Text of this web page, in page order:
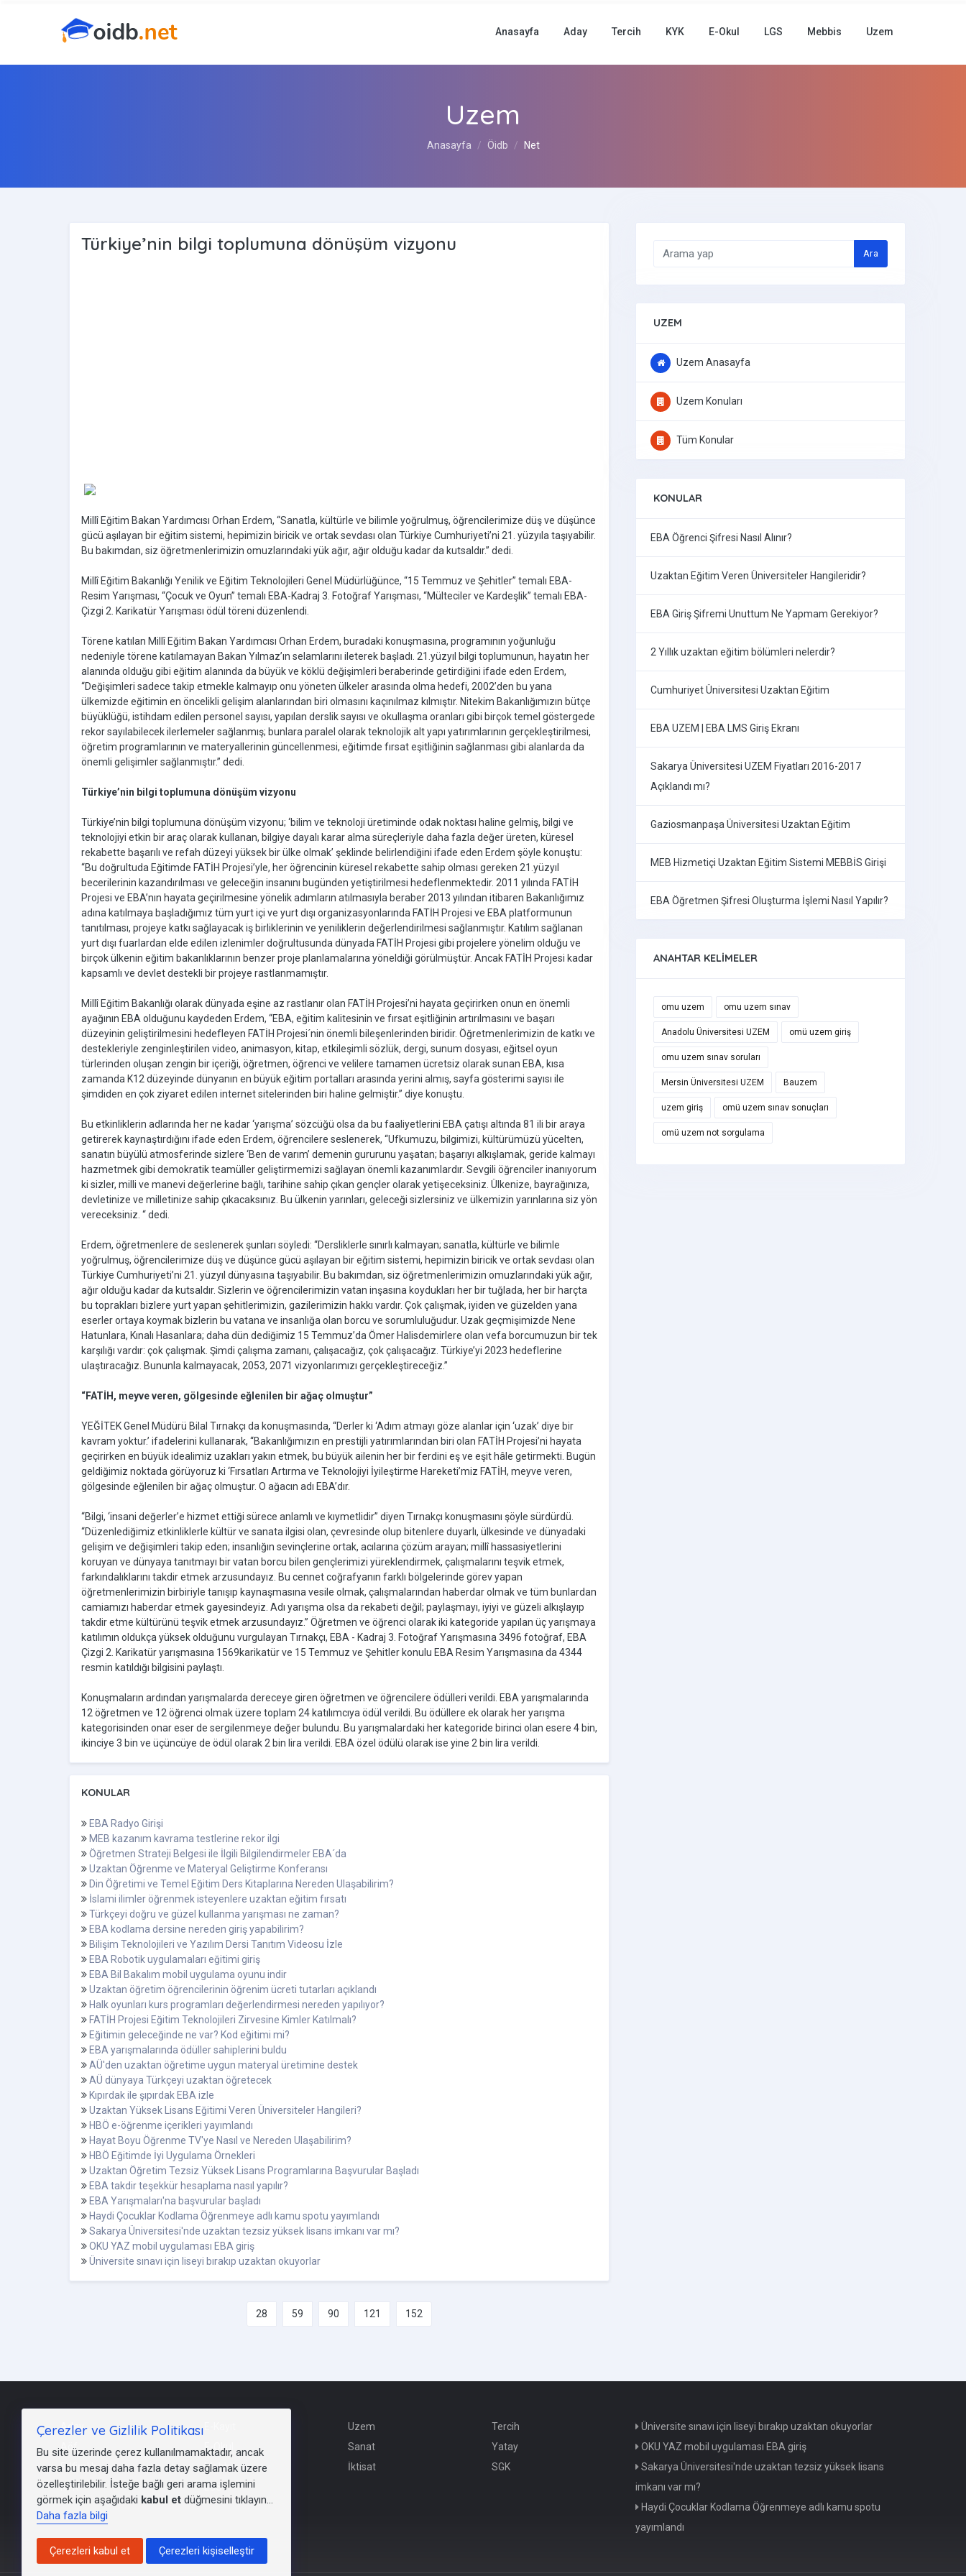
Anasayfa Aday Tercih KYK E-Okul LGS Mebbis Uzem
Uzem
Anasayfa Öidb Net
Türkiye’nin bilgi toplumuna dönüşüm vizyonu
Millî Eğitim Bakan Yardımcısı Orhan Erdem, “Sanatla, kültürle ve bilimle yoğrulmuş, öğrencilerimize düş ve düşünce
gücü aşılayan bir eğitim sistemi, hepimizin biricik ve ortak sevdası olan Türkiye Cumhuriyeti’ni 21. yüzyıla taşıyabilir.
Bu bakımdan, siz öğretmenlerimizin omuzlarındaki yük ağır, ağır olduğu kadar da kutsaldır.” dedi.
Millî Eğitim Bakanlığı Yenilik ve Eğitim Teknolojileri Genel Müdürlüğünce, “15 Temmuz ve Şehitler” temalı EBA-
Resim Yarışması, “Çocuk ve Oyun” temalı EBA-Kadraj 3. Fotoğraf Yarışması, “Mülteciler ve Kardeşlik” temalı EBA-
Çizgi 2. Karikatür Yarışması ödül töreni düzenlendi.
Törene katılan Millî Eğitim Bakan Yardımcısı Orhan Erdem, buradaki konuşmasına, programının yoğunluğu
nedeniyle törene katılamayan Bakan Yılmaz’ın selamlarını ileterek başladı. 21.yüzyıl bilgi toplumunun, hayatın her
alanında olduğu gibi eğitim alanında da büyük ve köklü değişimleri beraberinde getirdiğini ifade eden Erdem,
“Değişimleri sadece takip etmekle kalmayıp onu yöneten ülkeler arasında olma hedefi, 2002’den bu yana
ülkemizde eğitimin en öncelikli gelişim alanlarından biri olmasını kaçınılmaz kılmıştır. Nitekim Bakanlığımızın bütçe
büyüklüğü, istihdam edilen personel sayısı, yapılan derslik sayısı ve okullaşma oranları gibi birçok temel göstergede
rekor sayılabilecek ilerlemeler sağlanmış; bunlara paralel olarak teknolojik alt yapı yatırımlarının gerçekleştirilmesi,
öğretim programlarının ve materyallerinin güncellenmesi, eğitimde fırsat eşitliğinin sağlanması gibi alanlarda da
önemli gelişimler sağlanmıştır.” dedi.
Türkiye’nin bilgi toplumuna dönüşüm vizyonu
Türkiye’nin bilgi toplumuna dönüşüm vizyonu; ‘bilim ve teknoloji üretiminde odak noktası haline gelmiş, bilgi ve
teknolojiyi etkin bir araç olarak kullanan, bilgiye dayalı karar alma süreçleriyle daha fazla değer üreten, küresel
rekabette başarılı ve refah düzeyi yüksek bir ülke olmak’ şeklinde belirlendiğini ifade eden Erdem şöyle konuştu:
“Bu doğrultuda Eğitimde FATİH Projesi’yle, her öğrencinin küresel rekabette sahip olması gereken 21.yüzyıl
becerilerinin kazandırılması ve geleceğin insanını bugünden yetiştirilmesi hedeflenmektedir. 2011 yılında FATİH
Projesi ve EBA’nın hayata geçirilmesine yönelik adımların atılmasıyla beraber 2013 yılından itibaren Bakanlığımız
adına katılmaya başladığımız tüm yurt içi ve yurt dışı organizasyonlarında FATİH Projesi ve EBA platformunun
tanıtılması, projeye katkı sağlayacak iş birliklerinin ve yeniliklerin değerlendirilmesi sağlanmıştır. Katılım sağlanan
yurt dışı fuarlardan elde edilen izlenimler doğrultusunda dünyada FATİH Projesi gibi projelere yönelim olduğu ve
birçok ülkenin eğitim bakanlıklarının benzer proje planlamalarına yöneldiği görülmüştür. Ancak FATİH Projesi kadar
kapsamlı ve devlet destekli bir projeye rastlanmamıştır.
Millî Eğitim Bakanlığı olarak dünyada eşine az rastlanır olan FATİH Projesi’ni hayata geçirirken onun en önemli
ayağının EBA olduğunu kaydeden Erdem, “EBA, eğitim kalitesinin ve fırsat eşitliğinin artırılmasını ve başarı
düzeyinin geliştirilmesini hedefleyen FATİH Projesi´nin önemli bileşenlerinden biridir. Öğretmenlerimizin de katkı ve
destekleriyle zenginleştirilen video, animasyon, kitap, etkileşimli sözlük, dergi, sunum dosyası, eğitsel oyun
türlerinden oluşan zengin bir içeriği, öğretmen, öğrenci ve velilere tamamen ücretsiz olarak sunan EBA, kısa
zamanda K12 düzeyinde dünyanın en büyük eğitim portalları arasında yerini almış, sayfa gösterimi sayısı ile
şimdiden en çok ziyaret edilen internet sitelerinden biri haline gelmiştir.” diye konuştu.
Bu etkinliklerin adlarında her ne kadar ‘yarışma’ sözcüğü olsa da bu faaliyetlerini EBA çatışı altında 81 ili bir araya
getirerek kaynaştırdığını ifade eden Erdem, öğrencilere seslenerek, “Ufkumuzu, bilgimizi, kültürümüzü yücelten,
sanatın büyülü atmosferinde sizlere ‘Ben de varım’ demenin gururunu yaşatan; başarıyı alkışlamak, geride kalmayı
hazmetmek gibi demokratik teamüller geliştirmemizi sağlayan önemli kazanımlardır. Sevgili öğrenciler inanıyorum
ki sizler, milli ve manevi değerlerine bağlı, tarihine sahip çıkan gençler olarak yetişeceksiniz. Ülkenize, bayrağınıza,
devletinize ve milletinize sahip çıkacaksınız. Bu ülkenin yarınları, geleceği sizlersiniz ve ülkemizin yarınlarına siz yön
vereceksiniz. “ dedi.
Erdem, öğretmenlere de seslenerek şunları söyledi: “Dersliklerle sınırlı kalmayan; sanatla, kültürle ve bilimle
yoğrulmuş, öğrencilerimize düş ve düşünce gücü aşılayan bir eğitim sistemi, hepimizin biricik ve ortak sevdası olan
Türkiye Cumhuriyeti’ni 21. yüzyıl dünyasına taşıyabilir. Bu bakımdan, siz öğretmenlerimizin omuzlarındaki yük ağır,
ağır olduğu kadar da kutsaldır. Sizlerin ve öğrencilerimizin vatan inşasına koydukları her bir tuğlada, her bir harçta
bu toprakları bizlere yurt yapan şehitlerimizin, gazilerimizin hakkı vardır. Çok çalışmak, iyiden ve güzelden yana
eserler ortaya koymak bizlerin bu vatana ve insanlığa olan borcu ve sorumluluğudur. Uzak geçmişimizde Nene
Hatunlara, Kınalı Hasanlara; daha dün dediğimiz 15 Temmuz’da Ömer Halisdemirlere olan vefa borcumuzun bir tek
karşılığı vardır: çok çalışmak. Şimdi çalışma zamanı, çalışacağız, çok çalışacağız. Türkiye’yi 2023 hedeflerine
ulaştıracağız. Bununla kalmayacak, 2053, 2071 vizyonlarımızı gerçekleştireceğiz.”
“FATİH, meyve veren, gölgesinde eğlenilen bir ağaç olmuştur”
YEĞİTEK Genel Müdürü Bilal Tırnakçı da konuşmasında, “Derler ki ‘Adım atmayı göze alanlar için ‘uzak’ diye bir
kavram yoktur.’ ifadelerini kullanarak, “Bakanlığımızın en prestijli yatırımlarından biri olan FATİH Projesi’ni hayata
geçirirken en büyük idealimiz uzakları yakın etmek, bu büyük ailenin her bir ferdini eş ve eşit hâle getirmekti. Bugün
geldiğimiz noktada görüyoruz ki ‘Fırsatları Artırma ve Teknolojiyi İyileştirme Hareketi’miz FATİH, meyve veren,
gölgesinde eğlenilen bir ağaç olmuştur. O ağacın adı EBA’dır.
“Bilgi, ‘insani değerler’e hizmet ettiği sürece anlamlı ve kıymetlidir” diyen Tırnakçı konuşmasını şöyle sürdürdü.
“Düzenlediğimiz etkinliklerle kültür ve sanata ilgisi olan, çevresinde olup bitenlere duyarlı, ülkesinde ve dünyadaki
gelişim ve değişimleri takip eden; insanlığın sevinçlerine ortak, acılarına çözüm arayan; millî hassasiyetlerini
koruyan ve dünyaya tanıtmayı bir vatan borcu bilen gençlerimizi yüreklendirmek, çalışmalarını teşvik etmek,
farkındalıklarını takdir etmek arzusundayız. Bu cennet coğrafyanın farklı bölgelerinde görev yapan
öğretmenlerimizin birbiriyle tanışıp kaynaşmasına vesile olmak, çalışmalarından haberdar olmak ve tüm bunlardan
camiamızı haberdar etmek gayesindeyiz. Adı yarışma olsa da rekabeti değil; paylaşmayı, iyiyi ve güzeli alkışlayıp
takdir etme kültürünü teşvik etmek arzusundayız.” Öğretmen ve öğrenci olarak iki kategoride yapılan üç yarışmaya
katılımın oldukça yüksek olduğunu vurgulayan Tırnakçı, EBA - Kadraj 3. Fotoğraf Yarışmasına 3496 fotoğraf, EBA
Çizgi 2. Karikatür yarışmasına 1569karikatür ve 15 Temmuz ve Şehitler konulu EBA Resim Yarışmasına da 4344
resmin katıldığı bilgisini paylaştı.
Konuşmaların ardından yarışmalarda dereceye giren öğretmen ve öğrencilere ödülleri verildi. EBA yarışmalarında
12 öğretmen ve 12 öğrenci olmak üzere toplam 24 katılımcıya ödül verildi. Bu ödüllere ek olarak her yarışma
kategorisinden onar eser de sergilenmeye değer bulundu. Bu yarışmalardaki her kategoride birinci olan esere 4 bin,
ikinciye 3 bin ve üçüncüye de ödül olarak 2 bin lira verildi. EBA özel ödülü olarak ise yine 2 bin lira verildi.
KONULAR
EBA Radyo Girişi
MEB kazanım kavrama testlerine rekor ilgi
Öğretmen Strateji Belgesi ile İlgili Bilgilendirmeler EBA´da
Uzaktan Öğrenme ve Materyal Geliştirme Konferansı
Din Öğretimi ve Temel Eğitim Ders Kitaplarına Nereden Ulaşabilirim?
İslami ilimler öğrenmek isteyenlere uzaktan eğitim fırsatı
Türkçeyi doğru ve güzel kullanma yarışması ne zaman?
EBA kodlama dersine nereden giriş yapabilirim?
Bilişim Teknolojileri ve Yazılım Dersi Tanıtım Videosu İzle
EBA Robotik uygulamaları eğitimi giriş
EBA Bil Bakalım mobil uygulama oyunu indir
Uzaktan öğretim öğrencilerinin öğrenim ücreti tutarları açıklandı
Halk oyunları kurs programları değerlendirmesi nereden yapılıyor?
FATİH Projesi Eğitim Teknolojileri Zirvesine Kimler Katılmalı?
Eğitimin geleceğinde ne var? Kod eğitimi mi?
EBA yarışmalarında ödüller sahiplerini buldu
AÜ'den uzaktan öğretime uygun materyal üretimine destek
AÜ dünyaya Türkçeyi uzaktan öğretecek
Kıpırdak ile şıpırdak EBA izle
Uzaktan Yüksek Lisans Eğitimi Veren Üniversiteler Hangileri?
HBÖ e-öğrenme içerikleri yayımlandı
Hayat Boyu Öğrenme TV'ye Nasıl ve Nereden Ulaşabilirim?
HBÖ Eğitimde İyi Uygulama Örnekleri
Uzaktan Öğretim Tezsiz Yüksek Lisans Programlarına Başvurular Başladı
EBA takdir teşekkür hesaplama nasıl yapılır?
EBA Yarışmaları'na başvurular başladı
Haydi Çocuklar Kodlama Öğrenmeye adlı kamu spotu yayımlandı
Sakarya Üniversitesi'nde uzaktan tezsiz yüksek lisans imkanı var mı?
OKU YAZ mobil uygulaması EBA giriş
Üniversite sınavı için liseyi bırakıp uzaktan okuyorlar
28 59 90 121 152
Ara
UZEM
Uzem Anasayfa
Uzem Konuları
Tüm Konular
KONULAR
EBA Öğrenci Şifresi Nasıl Alınır?
Uzaktan Eğitim Veren Üniversiteler Hangileridir?
EBA Giriş Şifremi Unuttum Ne Yapmam Gerekiyor?
2 Yıllık uzaktan eğitim bölümleri nelerdir?
Cumhuriyet Üniversitesi Uzaktan Eğitim
EBA UZEM | EBA LMS Giriş Ekranı
Sakarya Üniversitesi UZEM Fiyatları 2016-2017
Açıklandı mı?
Gaziosmanpaşa Üniversitesi Uzaktan Eğitim
MEB Hizmetiçi Uzaktan Eğitim Sistemi MEBBİS Girişi
EBA Öğretmen Şifresi Oluşturma İşlemi Nasıl Yapılır?
ANAHTAR KELIMELER
omu uzem omu uzem sınav
Anadolu Üniversitesi UZEM omü uzem giriş
omu uzem sınav soruları
Mersin Üniversitesi UZEM Bauzem
uzem giriş omü uzem sınav sonuçları
omü uzem not sorgulama
Aday
Aöf
E-Kimlik
KYK
E-Okul
Mebbis
LGS
Uzem
Sanat
İktisat
Tercih
Yatay
SGK
Üniversite sınavı için liseyi bırakıp uzaktan okuyorlar
OKU YAZ mobil uygulaması EBA giriş
Sakarya Üniversitesi'nde uzaktan tezsiz yüksek lisans
imkanı var mı?
Haydi Çocuklar Kodlama Öğrenmeye adlı kamu spotu
yayımlandı
Çerezler ve Gizlilik Politikası
Bu site üzerinde çerez kullanılmamaktadır, ancak
varsa bu mesaj daha fazla detay sağlamak üzere
özelleştirilebilir. İsteğe bağlı geri arama işlemini
görmek için aşağıdaki kabul et düğmesini tıklayın...
Daha fazla bilgi
Çerezleri kabul et Çerezleri kişiselleştir